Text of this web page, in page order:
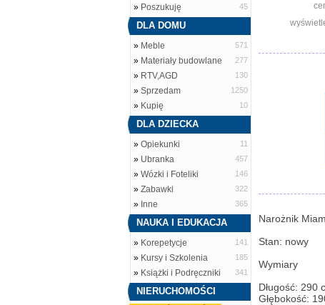
» Poszukuję 45
DLA DOMU
» Meble 571
» Materiały budowlane 277
» RTV,AGD 130
» Sprzedam 1250
» Kupię 10
DLA DZIECKA
» Opiekunki 11
» Ubranka 457
» Wózki i Foteliki 146
» Zabawki 322
» Inne 365
NAUKA I EDUKACJA
» Korepetycje 141
» Kursy i Szkolenia 185
» Książki i Podręczniki 341
NIERUCHOMOŚCI
Narożnik
Stan: nowy
Wymiary
Długość: 290
Głębokość: